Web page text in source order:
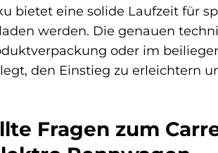
bietet eine solide Laufzeit für
werden. Die genauen
oder im
den Einstieg zu erleichtern
Fragen zum